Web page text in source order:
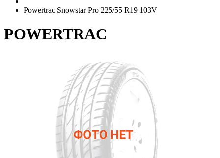
Powertrac Snowstar Pro 225/55 R19 103V
POWERTRAC